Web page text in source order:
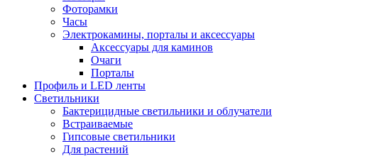
Фоторамки
Часы
Электрокамины, порталы и аксессуары
Аксессуары для каминов
Очаги
Порталы
Профиль и LED ленты
Светильники
Бактерицидные светильники и облучатели
Встраиваемые
Гипсовые светильники
Для растений